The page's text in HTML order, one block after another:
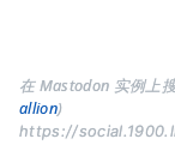
在 Mastodon 实例上
allion)
https://